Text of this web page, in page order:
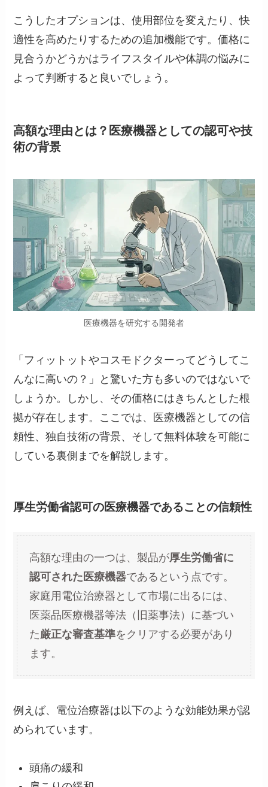
こうしたオプションは、使用部位を変えたり、快
適性を高めたりするための追加機能です。価格に
見合うかどうかはライフスタイルや体調の悩みに
よって判断すると良いでしょう。
高額な理由とは？医療機器としての認可や技
術の背景
医療機器を研究する開発者
「フィットットやコスモドクターってどうしてこ
んなに高いの？」と驚いた方も多いのではないで
しょうか。しかし、その価格にはきちんとした根
拠が存在します。ここでは、医療機器としての信
頼性、独自技術の背景、そして無料体験を可能に
している裏側までを解説します。
厚生労働省認可の医療機器であることの信頼性
高額な理由の一つは、製品が厚生労働省に
認可された医療機器であるという点です。
家庭用電位治療器として市場に出るには、
医薬品医療機器等法（旧薬事法）に基づい
た厳正な審査基準をクリアする必要があり
ます。
例えば、電位治療器は以下のような効能効果が認
められています。
頭痛の緩和